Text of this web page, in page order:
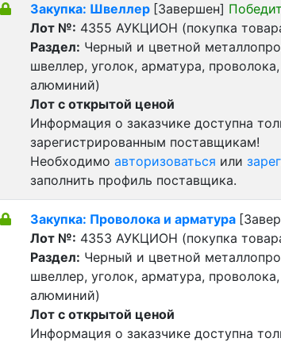
Закупка: Швеллер [Завершен]
Лот №: 4355 АУКЦИОН (покупка
Раздел: Черный и цветной
швеллер, уголок, арматура,
алюминий)
Лот с открытой ценой
Информация о заказчике доступна
зарегистрированным поставщикам!
Необходимо авторизоваться или
заполнить профиль поставщика.
Закупка: Проволока и арматура
Лот №: 4353 АУКЦИОН (покупка
Раздел: Черный и цветной
швеллер, уголок, арматура,
алюминий)
Лот с открытой ценой
Информация о заказчике доступна